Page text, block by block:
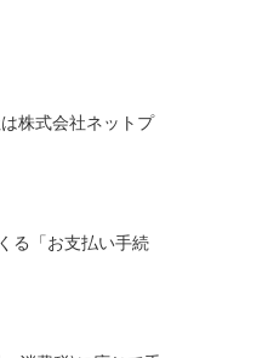
株式会社ネットプ
る「お支払い手続